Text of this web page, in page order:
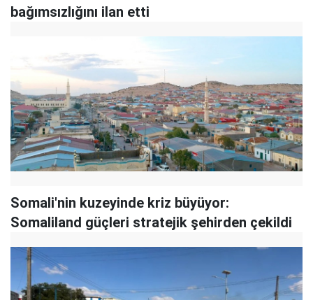
bağımsızlığını ilan etti
Somali'nin kuzeyinde kriz büyüyor:
Somaliland güçleri stratejik şehirden çekildi